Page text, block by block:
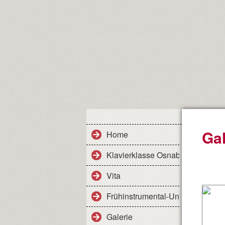
Home
Klavierklasse Osnabrück
Vita
Frühinstrumental-Unterricht
Galerie